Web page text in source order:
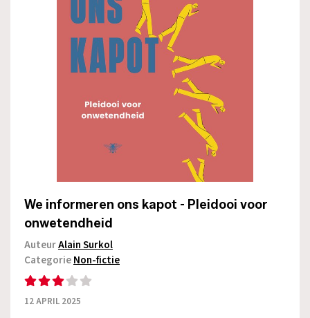
We informeren ons kapot - Pleidooi voor
onwetendheid
AuteurAlain Surkol
CategorieNon-fictie
12 APRIL 2025